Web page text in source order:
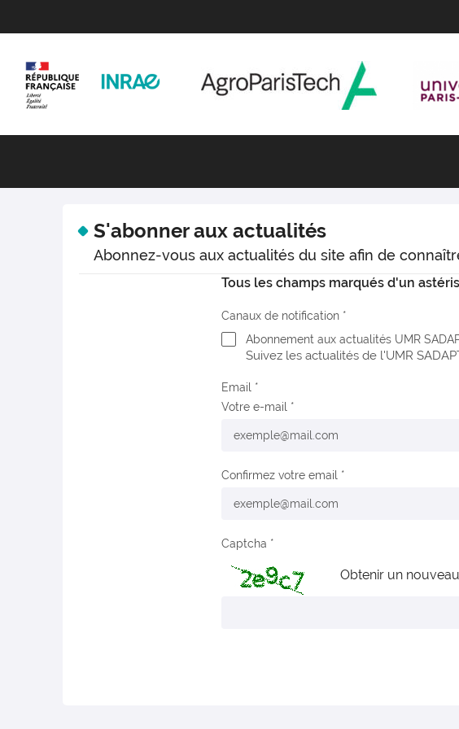
S'abonner aux actualités
Abonnez-vous aux actualités du site afin de
Tous les champs marqués d'un
Canaux de notification
Abonnement aux actualités UMR
Suivez les actualités de l'UMR
Email
Votre e-mail
Confirmez votre email
Captcha
Obtenir un